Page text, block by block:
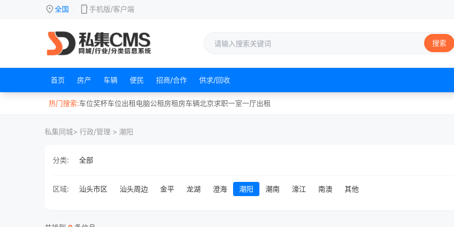
location_on全国 mobile手机版/客户端
搜索
首页 房产 车辆 便民 招商/合作 供求/回收
热门搜索:车位奖杯车位出租电脑公租房租房车辆北京求职一室一厅出租
私集同城> 行政/管理 > 潮阳
分类: 全部
区域: 汕头市区 汕头周边 金平 龙湖 澄海 潮阳 潮南 濠江 南澳 其他